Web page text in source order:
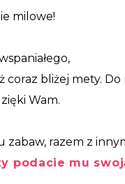
milowe!
bliżej mety. Do
Wam.
zabaw, razem z
podacie mu